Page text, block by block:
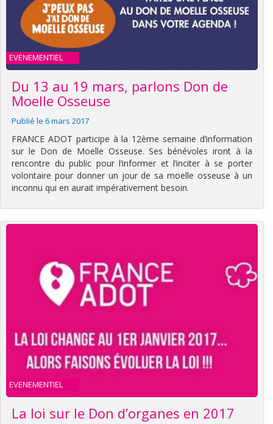
EVENEMENTIEL
Du 13 au 19 mars, parlons Don de
Moelle Osseuse
Publié le 6 mars 2017
FRANCE ADOT participe à la 12ème semaine d’information
sur le Don de Moelle Osseuse. Ses bénévoles iront à la
rencontre du public pour l’informer et l’inciter à se porter
volontaire pour donner un jour de sa moelle osseuse à un
inconnu qui en aurait impérativement besoin.
EVENEMENTIEL
La loi sur le Don d’organes en 2017